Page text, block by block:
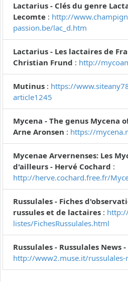
Lactarius - Clés du genre
Lecomte : http://
passion.be/lac_d.htm
Lactarius - Les lactaires de
Christian Frund : http://
Mutinus : https://
article1245
Mycena - The genus Mycena
Arne Aronsen : https://
Mycenae Arvernenses: Les
d'ailleurs - Hervé Cochard :
http://herve.cochard.free.fr/
Russulales - Fiches
russules et de lactaires :
listes/FichesRussulales.html
Russulales - Russulales News
http://www2.muse.it/russulales-